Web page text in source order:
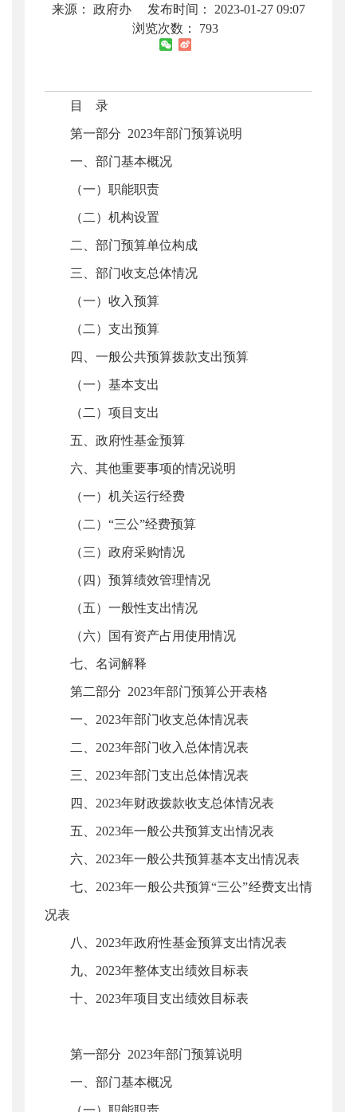
来源： 政府办
发布时间： 2023-01-27 09:07
浏览次数： 793
目 录
第一部分 2023年部门预算说明
一、部门基本概况
（一）职能职责
（二）机构设置
二、部门预算单位构成
三、部门收支总体情况
（一）收入预算
（二）支出预算
四、一般公共预算拨款支出预算
（一）基本支出
（二）项目支出
五、政府性基金预算
六、其他重要事项的情况说明
（一）机关运行经费
（二）“三公”经费预算
（三）政府采购情况
（四）预算绩效管理情况
（五）一般性支出情况
（六）国有资产占用使用情况
七、名词解释
第二部分 2023年部门预算公开表格
一、2023年部门收支总体情况表
二、2023年部门收入总体情况表
三、2023年部门支出总体情况表
四、2023年财政拨款收支总体情况表
五、2023年一般公共预算支出情况表
六、2023年一般公共预算基本支出情况表
七、2023年一般公共预算“三公”经费支出情
况表
八、2023年政府性基金预算支出情况表
九、2023年整体支出绩效目标表
十、2023年项目支出绩效目标表
第一部分 2023年部门预算说明
一、部门基本概况